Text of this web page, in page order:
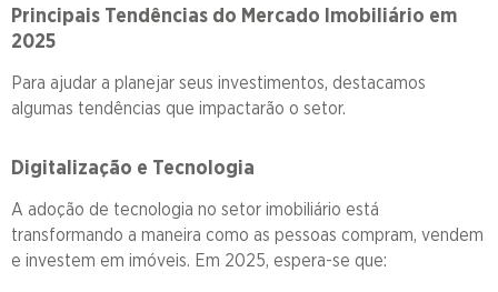
Principais Tendências do Mercado Imobiliário em
2025
Para ajudar a planejar seus investimentos, destacamos
algumas tendências que impactarão o setor.
Digitalização e Tecnologia
A adoção de tecnologia no setor imobiliário está
transformando a maneira como as pessoas compram, vendem
e investem em imóveis. Em 2025, espera-se que: